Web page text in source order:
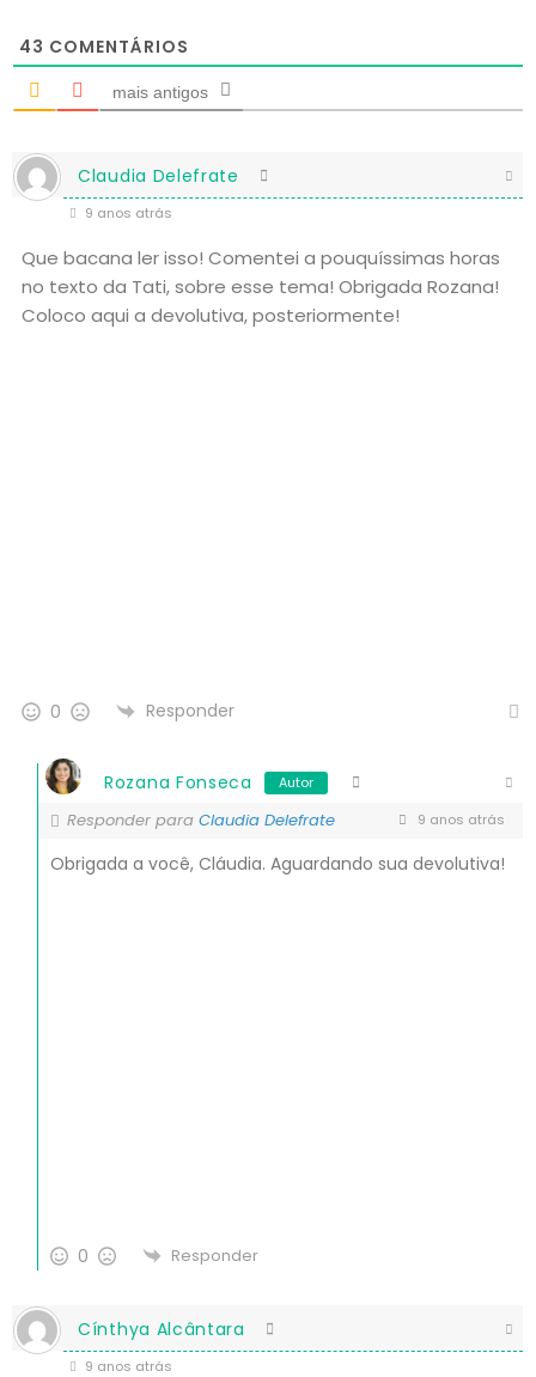
43 COMENTÁRIOS
mais antigos
Claudia Delefrate
9 anos atrás
Que bacana ler isso! Comentei a pouquíssimas horas
no texto da Tati, sobre esse tema! Obrigada Rozana!
Coloco aqui a devolutiva, posteriormente!
0 Responder
Rozana Fonseca Autor
Responder para Claudia Delefrate 9 anos atrás
Obrigada a você, Cláudia. Aguardando sua devolutiva!
0 Responder
Cínthya Alcântara
9 anos atrás